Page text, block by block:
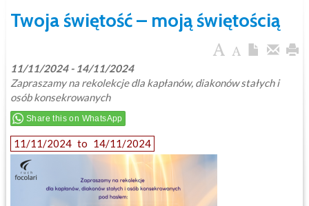
Twoja świętość – moją świętością
11/11/2024 - 14/11/2024
Zapraszamy na rekolekcje dla kapłanów, diakonów stałych i
osób konsekrowanych
Share this on WhatsApp
11/11/2024 to 14/11/2024